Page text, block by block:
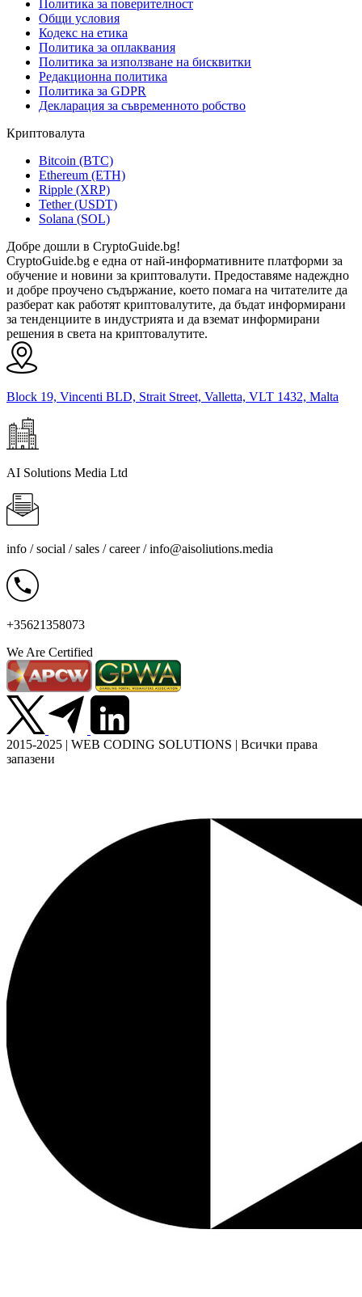
Политика за поверителност
Общи условия
Кодекс на етика
Политика за оплаквания
Политика за използване на бисквитки
Редакционна политика
Политика за GDPR
Декларация за съвременното робство
Криптовалута
Bitcoin (BTC)
Ethereum (ETH)
Ripple (XRP)
Tether (USDT)
Solana (SOL)
Добре дошли в CryptoGuide.bg!
CryptoGuide.bg е една от най-информативните платформи за
обучение и новини за криптовалути. Предоставяме надеждно
и добре проучено съдържание, което помага на читателите да
разберат как работят криптовалутите, да бъдат информирани
за тенденциите в индустрията и да вземат информирани
решения в света на криптовалутите.
Block 19, Vincenti BLD, Strait Street, Valletta, VLT 1432, Malta
AI Solutions Media Ltd
info / social / sales / career /info@aisoliutions.media
+35621358073
We Are Certified
2015-2025 | WEB CODING SOLUTIONS | Всички права
запазени